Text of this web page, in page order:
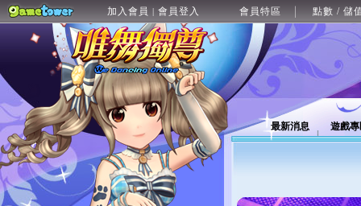
加入會員 | 會員登入 會員特區 點數 / 儲
最新消息 遊戲